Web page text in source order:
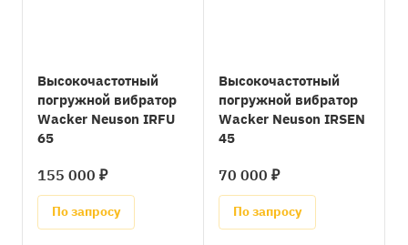
Высокочастотный
погружной вибратор
Wacker Neuson IRFU
65
155 000 ₽
По запросу
Высокочастотный
погружной вибратор
Wacker Neuson IRSEN
45
70 000 ₽
По запросу